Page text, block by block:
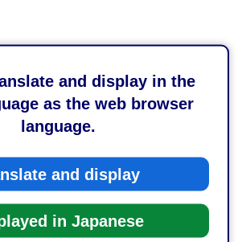
and display in the
as the web browser
language.
and display
in Japanese
任意】 8部
意】 8部